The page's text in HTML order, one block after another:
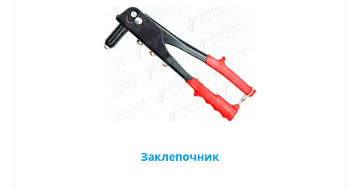
Заклепочник